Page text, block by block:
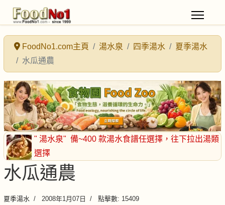
FoodNo1.com主頁 湯水泉 四季湯水
夏季湯水
水瓜通農
" 湯水泉" 備~400 款湯水食譜任選擇 ，往下拉出湯類
選擇
水瓜通農
夏季湯水 2008年1月07日 點擊數: 15409